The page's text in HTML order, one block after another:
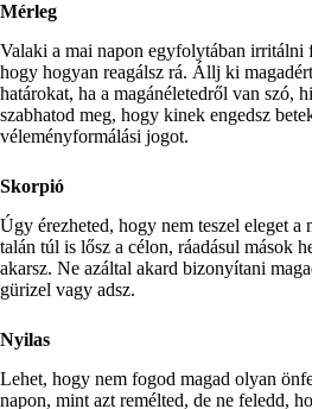
Mérleg
Valaki a mai napon egyfolytában irritálni
hogy hogyan reagálsz rá. Állj ki
határokat, ha a magánéletedről van szó,
szabhatod meg, hogy kinek engedsz
véleményformálási jogot.
Skorpió
Úgy érezheted, hogy nem teszel eleget a
talán túl is lősz a célon, ráadásul mások
akarsz. Ne azáltal akard bizonyítani
gürizel vagy adsz.
Nyilas
Lehet, hogy nem fogod magad olyan
napon, mint azt remélted, de ne feledd,